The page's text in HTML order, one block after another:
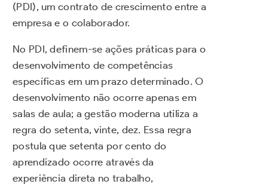
(PDI), um contrato de crescimento entre a
empresa e o colaborador.
No PDI, definem-se ações práticas para o
desenvolvimento de competências
específicas em um prazo determinado. O
desenvolvimento não ocorre apenas em
salas de aula; a gestão moderna utiliza a
regra do setenta, vinte, dez. Essa regra
postula que setenta por cento do
aprendizado ocorre através da
experiência direta no trabalho,